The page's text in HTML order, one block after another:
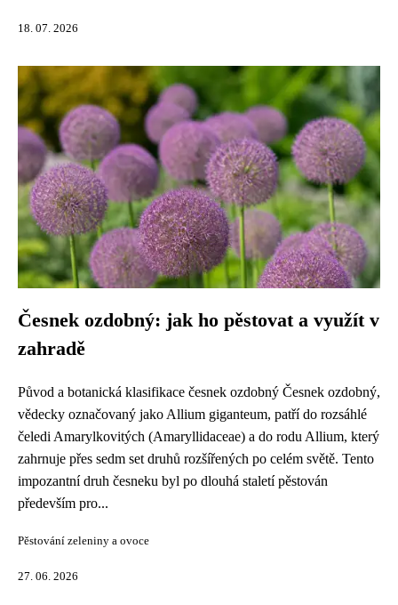
18. 07. 2026
Česnek ozdobný: jak ho pěstovat a využít v
zahradě
Původ a botanická klasifikace česnek ozdobný Česnek ozdobný,
vědecky označovaný jako Allium giganteum, patří do rozsáhlé
čeledi Amarylkovitých (Amaryllidaceae) a do rodu Allium, který
zahrnuje přes sedm set druhů rozšířených po celém světě. Tento
impozantní druh česneku byl po dlouhá staletí pěstován
především pro...
Pěstování zeleniny a ovoce
27. 06. 2026